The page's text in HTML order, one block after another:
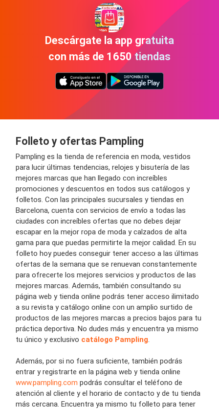
Descárgate la app gratuita
con más de 1650 tiendas
Folleto y ofertas Pampling
Pampling es la tienda de referencia en moda, vestidos
para lucir últimas tendencias, relojes y bisutería de las
mejores marcas que han llegado con increíbles
promociones y descuentos en todos sus catálogos y
folletos. Con las principales sucursales y tiendas en
Barcelona, cuenta con servicios de envío a todas las
ciudades con increíbles ofertas que no debes dejar
escapar en la mejor ropa de moda y calzados de alta
gama para que puedas permitirte la mejor calidad. En su
folleto hoy puedes conseguir tener acceso a las últimas
ofertas de la semana que se renuevan constantemente
para ofrecerte los mejores servicios y productos de las
mejores marcas. Además, también consultando su
página web y tienda online podrás tener acceso ilimitado
a su revista y catálogo online con un amplio surtido de
productos de las mejores marcas a precios bajos para tu
práctica deportiva. No dudes más y encuentra ya mismo
tu único y exclusivo catálogo Pampling.
Además, por si no fuera suficiente, también podrás
entrar y registrarte en la página web y tienda online
www.pampling.com podrás consultar el teléfono de
atención al cliente y el horario de contacto y de tu tienda
más cercana. Encuentra ya mismo tu folleto para tener